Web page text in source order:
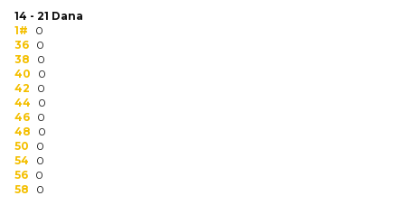
HYGIENIC KOLEKCIJA
OKOVRATNE ID TRAKICE
PRIBOR ZA PISANJE
NARUKVICE ZA ŽURKE I
DOGAĐAJE
ID PLOČICA
14 - 21 Dana
1#
0
36 0
38
0
40
0
42
0
44
0
46 0
48
0
50
0
54
0
56 0
58
0